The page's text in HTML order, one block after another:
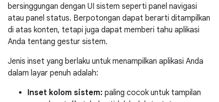
bersinggungan dengan UI sistem seperti panel navigasi
atau panel status. Berpotongan dapat berarti ditampilkan
di atas konten, tetapi juga dapat memberi tahu aplikasi
Anda tentang gestur sistem.
Jenis inset yang berlaku untuk menampilkan aplikasi Anda
dalam layar penuh adalah:
Inset kolom sistem: paling cocok untuk tampilan